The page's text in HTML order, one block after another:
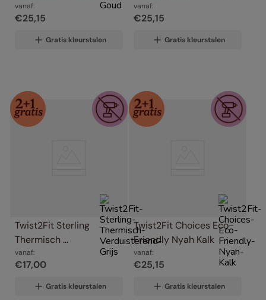
vanaf:
€25,15
Gratis kleurstalen
vanaf:
€25,15
Gratis kleurstalen
Twist2Fit Sterling
Thermisch
Verduisterend Grijs
vanaf:
€17,00
Gratis kleurstalen
Twist2Fit Choices Eco-
Friendly Nyah Kalk
vanaf:
€25,15
Gratis kleurstalen